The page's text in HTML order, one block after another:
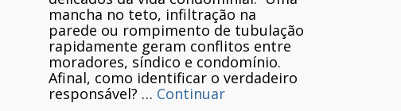
mancha no teto, infiltração na
parede ou rompimento de tubulação
rapidamente geram conflitos entre
moradores, síndico e condomínio.
Afinal, como identificar o verdadeiro
responsável? … Continuar